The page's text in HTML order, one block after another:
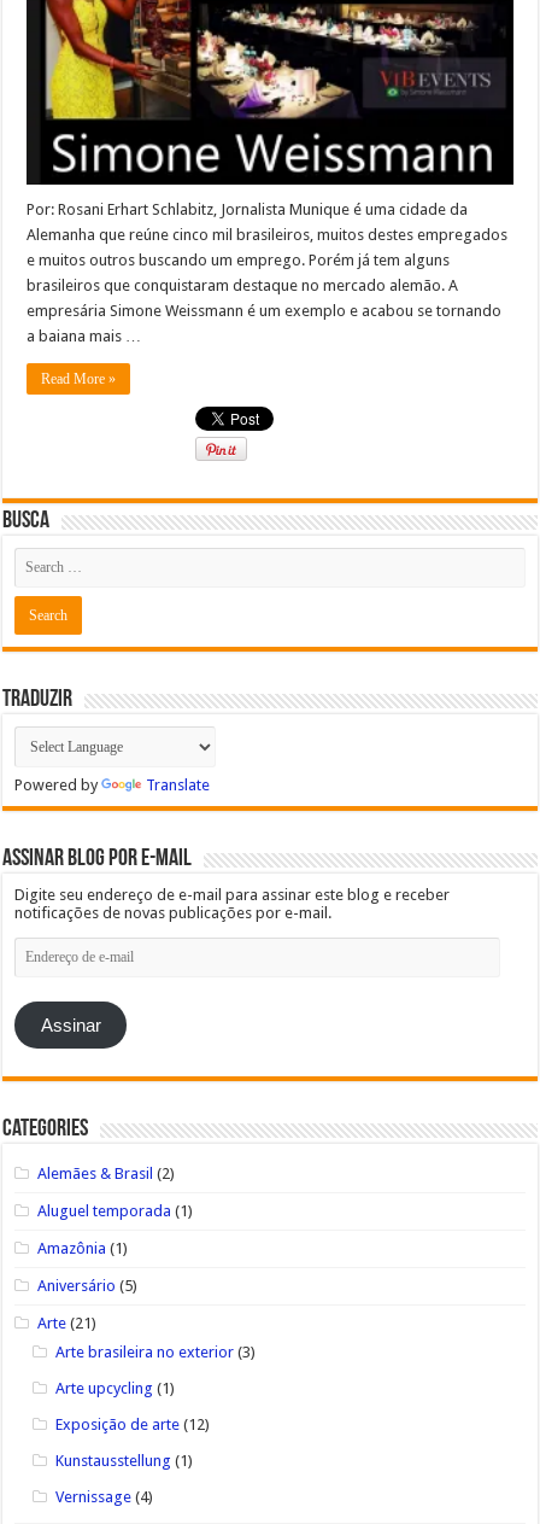
Por: Rosani Erhart Schlabitz, Jornalista Munique é uma cidade da
Alemanha que reúne cinco mil brasileiros, muitos destes empregados
e muitos outros buscando um emprego. Porém já tem alguns
brasileiros que conquistaram destaque no mercado alemão. A
empresária Simone Weissmann é um exemplo e acabou se tornando
a baiana mais …
Read More »
Busca
Traduzir
Powered by Translate
Assinar blog por e-mail
Digite seu endereço de e-mail para assinar este blog e receber
notificações de novas publicações por e-mail.
Endereço
de
mail
Assinar
Categories
Alemães & Brasil (2)
Aluguel temporada (1)
Amazônia (1)
Aniversário (5)
Arte (21)
Arte brasileira no exterior (3)
Arte upcycling (1)
Exposição de arte (12)
Kunstausstellung (1)
Vernissage (4)